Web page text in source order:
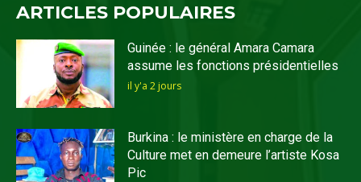
ARTICLES POPULAIRES
Guinée : le général Amara Camara
assume les fonctions présidentielles
il y'a 2 jours
Burkina : le ministère en charge de la
Culture met en demeure l’artiste Kosa
Pic